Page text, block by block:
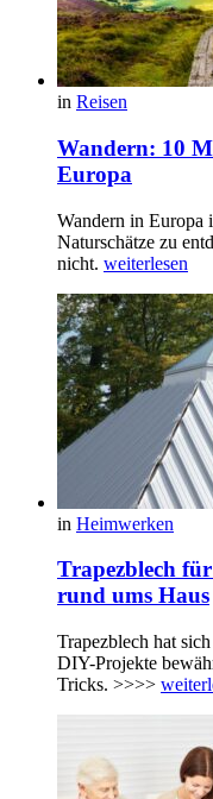
in Reisen
Wandern: 10
Europa
Wandern in Europa
Naturschätze zu
nicht. weiterlesen
in Heimwerken
Trapezblech
rund ums Haus
Trapezblech hat
DIY-Projekte
Tricks. >>>>